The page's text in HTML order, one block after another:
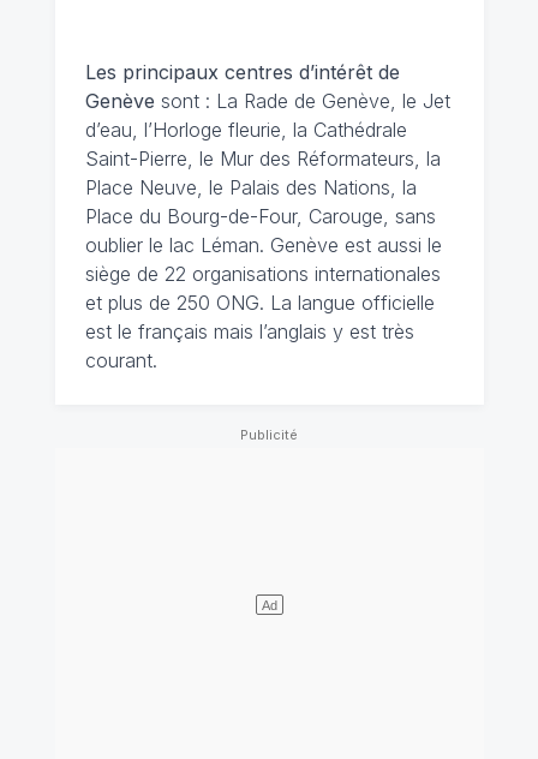
Les principaux centres d’intérêt de
Genève sont : La Rade de Genève, le Jet
d’eau, l’Horloge fleurie, la Cathédrale
Saint-Pierre, le Mur des Réformateurs, la
Place Neuve, le Palais des Nations, la
Place du Bourg-de-Four, Carouge, sans
oublier le lac Léman. Genève est aussi le
siège de 22 organisations internationales
et plus de 250 ONG. La langue officielle
est le français mais l’anglais y est très
courant.